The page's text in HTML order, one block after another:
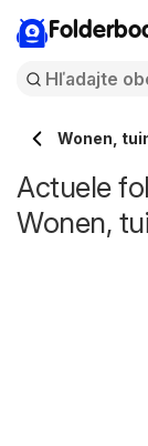
Wonen,
Actuele
Wonen,